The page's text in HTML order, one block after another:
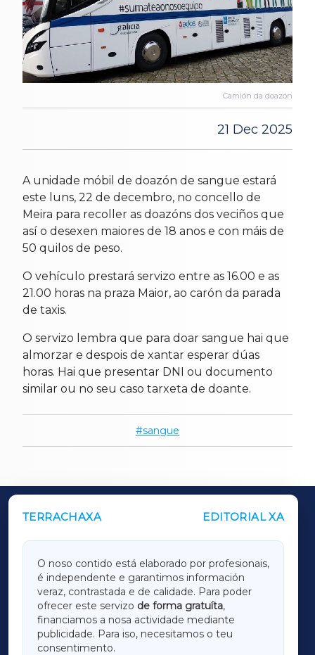
Camión da doazón
21 Dec 2025
A unidade móbil de doazón de sangue estará
este luns, 22 de decembro, no concello de
Meira para recoller as doazóns dos veciños que
así o desexen maiores de 18 anos e con máis de
50 quilos de peso.
O vehículo prestará servizo entre as 16.00 e as
21.00 horas na praza Maior, ao carón da parada
de taxis.
O servizo lembra que para doar sangue hai que
almorzar e despois de xantar esperar dúas
horas. Hai que presentar DNI ou documento
similar ou no seu caso tarxeta de doante.
sangue
TERRACHAXA EDITORIAL XA
O noso contido está elaborado por profesionais,
é independente e garantimos información
veraz, contrastada e de calidade. Para poder
ofrecer este servizo de forma gratuíta,
financiamos a nosa actividade mediante
publicidade. Para iso, necesitamos o teu
consentimento.
OUTROS PERIÓDICOS
LUGOXA
TERRACHAXA